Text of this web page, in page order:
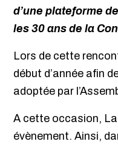
d’une plateforme
les 30 ans de la
Lors de cette
début d’année afin
adoptée par
A cette occasion, La
évènement. Ainsi,